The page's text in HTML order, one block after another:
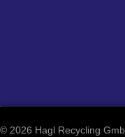
© 2026 Hagl Recycling